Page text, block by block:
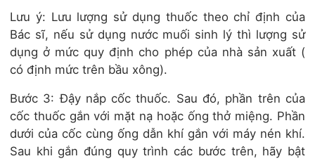
Lưu ý: Lưu lượng sử dụng thuốc theo chỉ định của
Bác sĩ, nếu sử dụng nước muối sinh lý thì lượng sử
dụng ở mức quy định cho phép của nhà sản xuất (
có định mức trên bầu xông).
Bước 3: Đậy nắp cốc thuốc. Sau đó, phần trên của
cốc thuốc gắn với mặt nạ hoặc ống thở miệng. Phần
dưới của cốc cùng ống dẫn khí gắn với máy nén khí.
Sau khi gắn đúng quy trình các bước trên, hãy bật